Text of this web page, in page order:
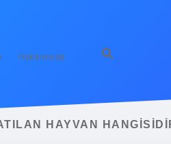
Hakkımızda
HAYVAN